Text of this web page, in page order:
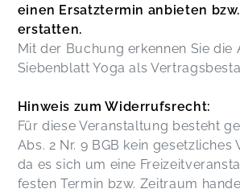
einen Ersatztermin anbieten
erstatten.
Mit der Buchung erkennen Sie die
Siebenblatt Yoga als
Hinweis zum Widerrufsrecht:
Für diese Veranstaltung besteht
Abs. 2 Nr. 9 BGB kein
da es sich um eine
festen Termin bzw. Zeitraum